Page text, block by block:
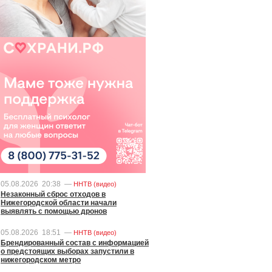
05.08.2026 20:38 — ННТВ (видео)
Незаконный сброс отходов в
Нижегородской области начали
выявлять с помощью дронов
05.08.2026 18:51 — ННТВ (видео)
Брендированный состав с информацией
о предстоящих выборах запустили в
нижегородском метро